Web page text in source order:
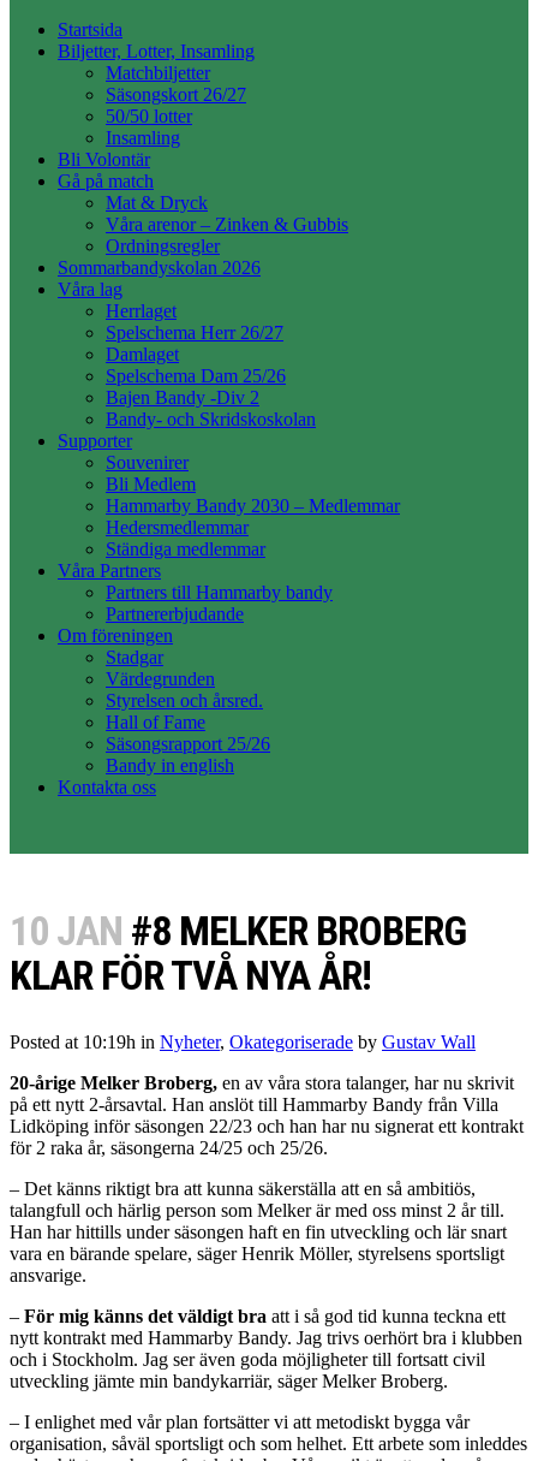
Startsida
Biljetter, Lotter, Insamling
Matchbiljetter
Säsongskort 26/27
50/50 lotter
Insamling
Bli Volontär
Gå på match
Mat & Dryck
Våra arenor – Zinken & Gubbis
Ordningsregler
Sommarbandyskolan 2026
Våra lag
Herrlaget
Spelschema Herr 26/27
Damlaget
Spelschema Dam 25/26
Bajen Bandy -Div 2
Bandy- och Skridskoskolan
Supporter
Souvenirer
Bli Medlem
Hammarby Bandy 2030 – Medlemmar
Hedersmedlemmar
Ständiga medlemmar
Våra Partners
Partners till Hammarby bandy
Partnererbjudande
Om föreningen
Stadgar
Värdegrunden
Styrelsen och årsred.
Hall of Fame
Säsongsrapport 25/26
Bandy in english
Kontakta oss
10 JAN #8 MELKER BROBERG
KLAR FÖR TVÅ NYA ÅR!
Posted at 10:19h in Nyheter, Okategoriserade by Gustav Wall
20-årige Melker Broberg, en av våra stora talanger, har nu skrivit
på ett nytt 2-årsavtal. Han anslöt till Hammarby Bandy från Villa
Lidköping inför säsongen 22/23 och han har nu signerat ett kontrakt
för 2 raka år, säsongerna 24/25 och 25/26.
– Det känns riktigt bra att kunna säkerställa att en så ambitiös,
talangfull och härlig person som Melker är med oss minst 2 år till.
Han har hittills under säsongen haft en fin utveckling och lär snart
vara en bärande spelare, säger Henrik Möller, styrelsens sportsligt
ansvarige.
– För mig känns det väldigt bra att i så god tid kunna teckna ett
nytt kontrakt med Hammarby Bandy. Jag trivs oerhört bra i klubben
och i Stockholm. Jag ser även goda möjligheter till fortsatt civil
utveckling jämte min bandykarriär, säger Melker Broberg.
– I enlighet med vår plan fortsätter vi att metodiskt bygga vår
organisation, såväl sportsligt och som helhet. Ett arbete som inleddes